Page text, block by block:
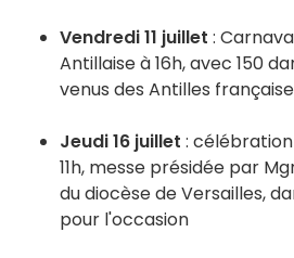
Vendredi 11 juillet :
Antillaise à 16h, avec 150
venus des Antilles
Jeudi 16 juillet :
11h, messe présidée par
du diocèse de Versailles,
pour l'occasion